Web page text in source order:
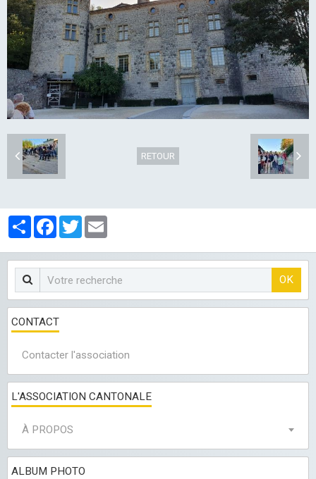
LES CLUBS
RETOUR
PartagerFacebook
Twitter
OK
CONTACT
Contacter l'association
L'ASSOCIATION CANTONALE
À PROPOS
ALBUM PHOTO